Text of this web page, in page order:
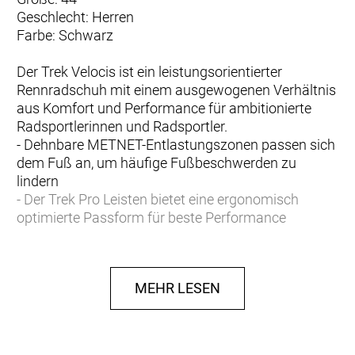
Geschlecht: Herren
Farbe: Schwarz
Der Trek Velocis ist ein leistungsorientierter
Rennradschuh mit einem ausgewogenen Verhältnis
aus Komfort und Performance für ambitionierte
Radsportlerinnen und Radsportler.
- Dehnbare METNET-Entlastungszonen passen sich
dem Fuß an, um häufige Fußbeschwerden zu
lindern
- Der Trek Pro Leisten bietet eine ergonomisch
optimierte Passform für beste Performance
- Eine Sohle aus OCLV Carbon und
Glasfaserverbundmaterial garantieren eine
herausragende Kraftübertragung
MEHR LESEN